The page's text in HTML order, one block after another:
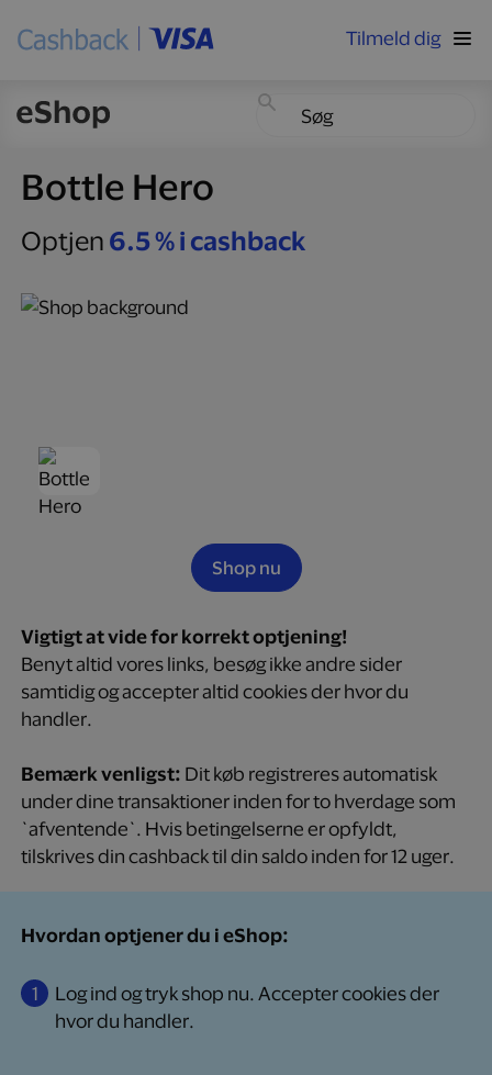
Tilmeld dig
Bottle Hero
Optjen 6.5 % i cashback
Shop nu
Vigtigt at vide for korrekt optjening!
Benyt altid vores links, besøg ikke andre sider
samtidig og accepter altid cookies der hvor du
handler.
Bemærk venligst: Dit køb registreres automatisk
under dine transaktioner inden for to hverdage som
`afventende`. Hvis betingelserne er opfyldt,
tilskrives din cashback til din saldo inden for 12 uger.
Hvordan optjener du i eShop:
1 Log ind og tryk shop nu. Accepter cookies der
hvor du handler.